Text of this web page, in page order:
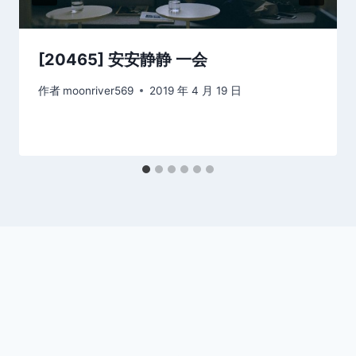
[20465] 安安静静 一会
作者 moonriver569 2019 年 4 月 19 日